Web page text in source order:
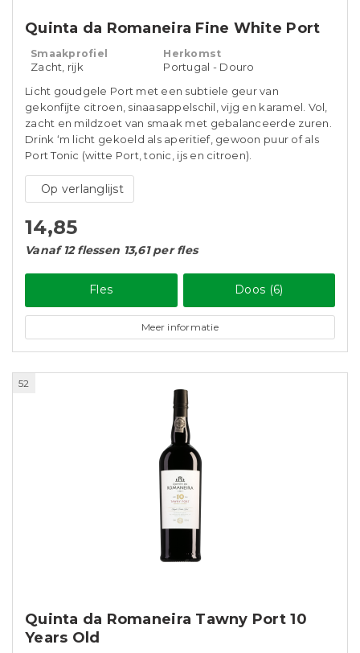
Quinta da Romaneira Fine White Port
Smaakprofiel
Zacht, rijk
Herkomst
Portugal - Douro
Licht goudgele Port met een subtiele geur van
gekonfijte citroen, sinaasappelschil, vijg en karamel. Vol,
zacht en mildzoet van smaak met gebalanceerde zuren.
Drink ‘m licht gekoeld als aperitief, gewoon puur of als
Port Tonic (witte Port, tonic, ijs en citroen).
Op verlanglijst
14,85
Vanaf 12 flessen 13,61 per fles
Fles Doos (6)
Meer informatie
52
Quinta da Romaneira Tawny Port 10
Years Old